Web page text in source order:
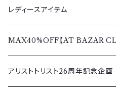
秋冬
春夏
秋冬
トップス
春夏
秋冬
レディース
ペンダント＆リング
バッグ＆ウォレット
その他アクセサリー
Tシャツ＆シャツ
パーカー＆トレーナー
アウター＆ボトムス
レディースアイテム
MAX40%OFF【AT BAZAR
アリストトリスト26周年記念企画